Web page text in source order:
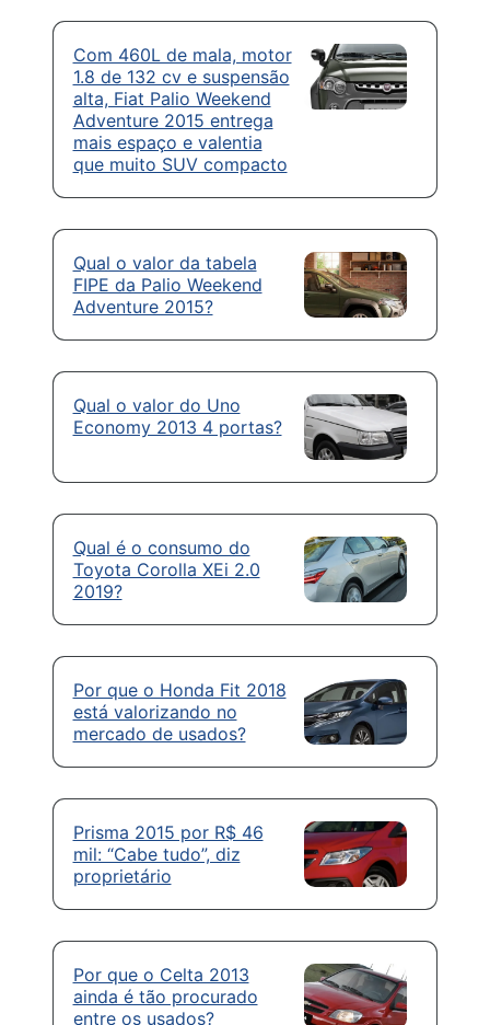
Com 460L de mala, motor
1.8 de 132 cv e suspensão
alta, Fiat Palio Weekend
Adventure 2015 entrega
mais espaço e valentia
que muito SUV compacto
Qual o valor da tabela
FIPE da Palio Weekend
Adventure 2015?
Qual o valor do Uno
Economy 2013 4 portas?
Qual é o consumo do
Toyota Corolla XEi 2.0
2019?
Por que o Honda Fit 2018
está valorizando no
mercado de usados?
Prisma 2015 por R$ 46
mil: “Cabe tudo”, diz
proprietário
Por que o Celta 2013
ainda é tão procurado
entre os usados?